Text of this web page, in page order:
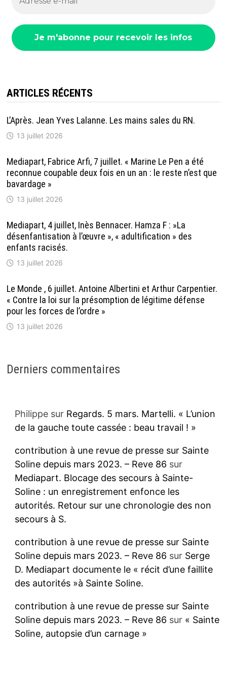
ARTICLES RÉCENTS
L’Après. Jean Yves Lalanne. Les mains sales du RN.
13 juillet 2026
Mediapart, Fabrice Arfi, 7 juillet. « Marine Le Pen a été
reconnue coupable deux fois en un an : le reste n’est que
bavardage »
13 juillet 2026
Mediapart, 4 juillet, Inès Bennacer. Hamza F : »La
désenfantisation à l’œuvre », « adultification » des
enfants racisés.
13 juillet 2026
Le Monde , 6 juillet. Antoine Albertini et Arthur Carpentier.
« Contre la loi sur la présomption de légitime défense
pour les forces de l’ordre »
13 juillet 2026
Derniers commentaires
Philippesur Regards. 5 mars. Martelli. « L’union
de la gauche toute cassée : beau travail ! »
contribution à une revue de presse sur Sainte
Soline depuis mars 2023. – Reve 86 sur
Mediapart. Blocage des secours à Sainte-
Soline : un enregistrement enfonce les
autorités. Retour sur une chronologie des non
secours à S.
contribution à une revue de presse sur Sainte
Soline depuis mars 2023. – Reve 86 sur Serge
D. Mediapart documente le « récit d’une faillite
des autorités »à Sainte Soline.
contribution à une revue de presse sur Sainte
Soline depuis mars 2023. – Reve 86 sur « Sainte
Soline, autopsie d’un carnage »